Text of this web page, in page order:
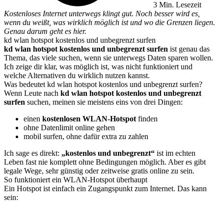
3 Min. Lesezeit
Kostenloses Internet unterwegs klingt gut. Noch besser wird es,
wenn du weißt, was wirklich möglich ist und wo die Grenzen liegen.
Genau darum geht es hier.
kd wlan hotspot kostenlos und unbegrenzt surfen
kd wlan hotspot kostenlos und unbegrenzt surfen ist genau das
Thema, das viele suchen, wenn sie unterwegs Daten sparen wollen.
Ich zeige dir klar, was möglich ist, was nicht funktioniert und
welche Alternativen du wirklich nutzen kannst.
Was bedeutet kd wlan hotspot kostenlos und unbegrenzt surfen?
Wenn Leute nach kd wlan hotspot kostenlos und unbegrenzt
surfen suchen, meinen sie meistens eins von drei Dingen:
einen kostenlosen WLAN-Hotspot finden
ohne Datenlimit online gehen
mobil surfen, ohne dafür extra zu zahlen
Ich sage es direkt: „kostenlos und unbegrenzt“ ist im echten
Leben fast nie komplett ohne Bedingungen möglich. Aber es gibt
legale Wege, sehr günstig oder zeitweise gratis online zu sein.
So funktioniert ein WLAN-Hotspot überhaupt
Ein Hotspot ist einfach ein Zugangspunkt zum Internet. Das kann
sein: